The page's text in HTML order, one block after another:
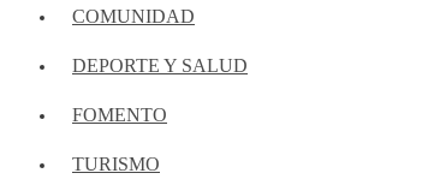
COMUNIDAD
DEPORTE Y SALUD
FOMENTO
TURISMO